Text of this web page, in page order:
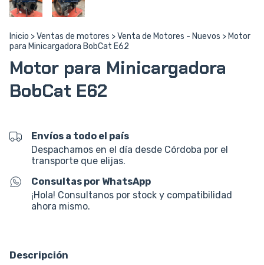
Inicio >Ventas de motores >Venta de Motores - Nuevos > Motor
para Minicargadora BobCat E62
Motor para Minicargadora
BobCat E62
Envíos a todo el país
Despachamos en el día desde Córdoba por el
transporte que elijas.
Consultas por WhatsApp
¡Hola! Consultanos por stock y compatibilidad
ahora mismo.
Descripción